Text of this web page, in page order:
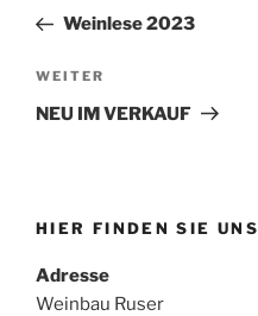
Beitrag
Weinlese 2023
Nächster
Beitrag
WEITER
NEU IM VERKAUF
HIER FINDEN SIE UNS
Adresse
Weinbau Ruser